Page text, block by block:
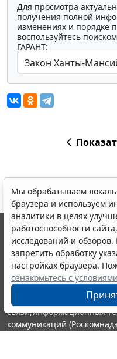
Для просмотра
получения полной
изменениях и порядке
воспользуйтесь
ГАРАНТ:
Мы обрабатываем
браузера и используем
аналитики в целях
работоспособности
исследований и
запретить обработку
настройках браузера.
ознакомьтесь с
© ООО "НПП "ГАРАНТ-
выпускается с 1990
являются участниками
информации ГАРАНТ.
Портал ГАРАНТ.РУ
издания Федеральной
связи,информационных
коммуникаций